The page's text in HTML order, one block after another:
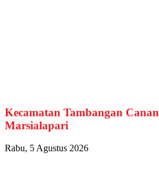
Kecamatan Tambangan
Marsialapari
Rabu, 5 Agustus 2026